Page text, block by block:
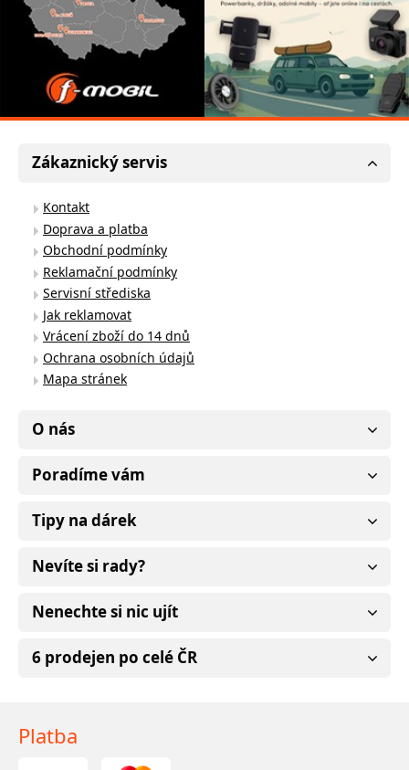
Zákaznický servis
Kontakt
Doprava a platba
Obchodní podmínky
Reklamační podmínky
Servisní střediska
Jak reklamovat
Vrácení zboží do 14 dnů
Ochrana osobních údajů
Mapa stránek
O nás
Poradíme vám
Tipy na dárek
Nevíte si rady?
Nenechte si nic ujít
6 prodejen po celé ČR
Platba